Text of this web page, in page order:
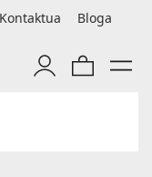
Kontaktua Bloga